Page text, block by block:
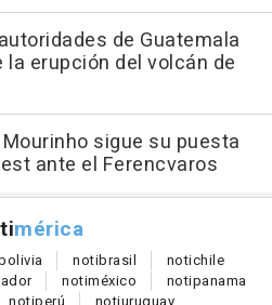
de Guatemala
erupción del volcán de
sigue su puesta
ante el Ferencvaros
mérica
notibrasil notichile
notiméxico notipanama